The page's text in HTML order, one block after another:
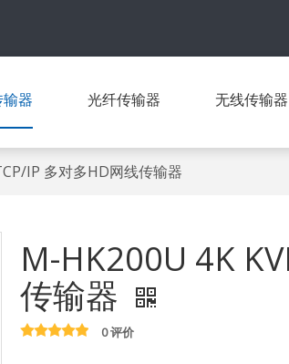
器 光纤传输器 无线传输器
IP 多对多HD网线传输器
M-HK200U 4K
传输器
0 评价